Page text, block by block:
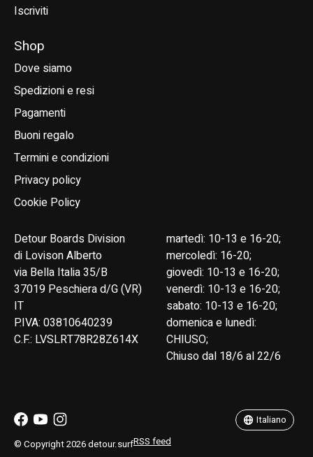
Iscriviti
Shop
Dove siamo
Spedizioni e resi
Pagamenti
Buoni regalo
Termini e condizioni
Privacy policy
Cookie Policy
Detour Boards Division
di Lovison Alberto
via Bella Italia 35/B
37019 Peschiera d/G (VR)
IT
P.IVA: 03810640239
C.F.: LVSLRT78R28Z614X
martedì: 10-13 e 16-20;
mercoledì: 16-20;
giovedì: 10-13 e 16-20;
venerdì: 10-13 e 16-20;
sabato: 10-13 e 16-20;
domenica e lunedì:
CHIUSO;
Chiuso dal 18/6 al 22/6
© Copyright 2026 detour.surfRSS feed
Italiano
English